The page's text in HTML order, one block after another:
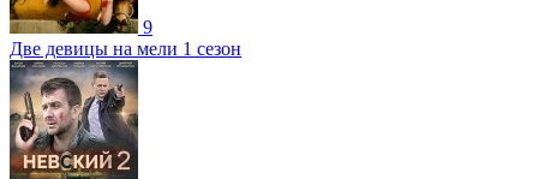
9
Две девицы на мели 1 сезон